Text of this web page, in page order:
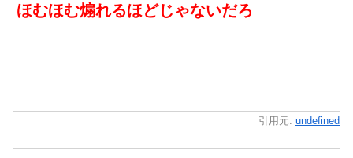
ほむほむ煽れるほどじゃないだろ
引用元: undefined